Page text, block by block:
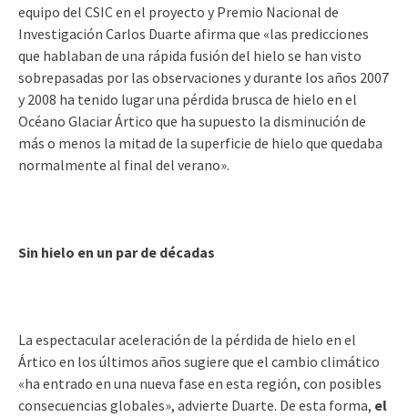
equipo del CSIC en el proyecto y Premio Nacional de
Investigación Carlos Duarte afirma que «las predicciones
que hablaban de una rápida fusión del hielo se han visto
sobrepasadas por las observaciones y durante los años 2007
y 2008 ha tenido lugar una pérdida brusca de hielo en el
Océano Glaciar Ártico que ha supuesto la disminución de
más o menos la mitad de la superficie de hielo que quedaba
normalmente al final del verano».
Sin hielo en un par de décadas
La espectacular aceleración de la pérdida de hielo en el
Ártico en los últimos años sugiere que el cambio climático
«ha entrado en una nueva fase en esta región, con posibles
consecuencias globales», advierte Duarte. De esta forma, el